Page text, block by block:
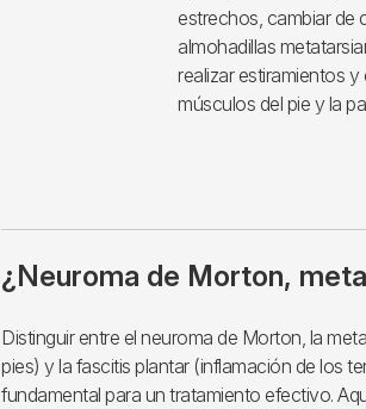
estrechos, cambiar de
almohadillas
realizar estiramientos
músculos del pie y la
¿Neuroma de Morton,
Distinguir entre el neuroma de Morton, la
pies) y la fascitis plantar (inflamación de los
fundamental para un tratamiento efectivo.